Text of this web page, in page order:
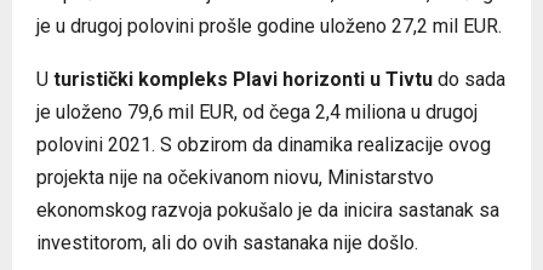
je u drugoj polovini prošle godine uloženo 27,2 mil EUR.
U turistički kompleks Plavi horizonti u Tivtu do sada
je uloženo 79,6 mil EUR, od čega 2,4 miliona u drugoj
polovini 2021. S obzirom da dinamika realizacije ovog
projekta nije na očekivanom niovu, Ministarstvo
ekonomskog razvoja pokušalo je da inicira sastanak sa
investitorom, ali do ovih sastanaka nije došlo.